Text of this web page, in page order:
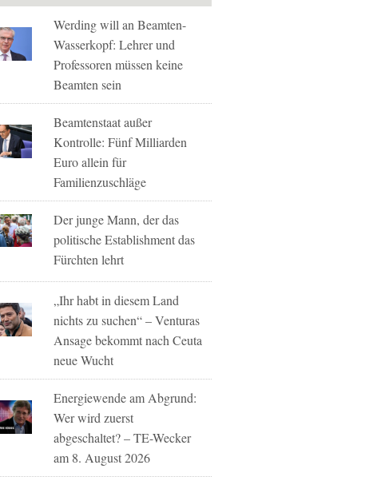
Werding will an Beamten-
Wasserkopf: Lehrer und
Professoren müssen keine
Beamten sein
Beamtenstaat außer
Kontrolle: Fünf Milliarden
Euro allein für
Familienzuschläge
Der junge Mann, der das
politische Establishment das
Fürchten lehrt
„Ihr habt in diesem Land
nichts zu suchen“ – Venturas
Ansage bekommt nach Ceuta
neue Wucht
Energiewende am Abgrund:
Wer wird zuerst
abgeschaltet? – TE-Wecker
am 8. August 2026